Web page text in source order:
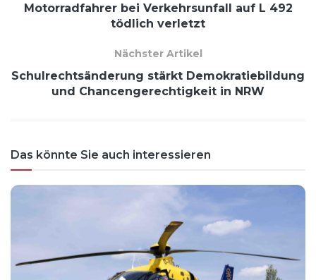
Motorradfahrer bei Verkehrsunfall auf L 492
tödlich verletzt
Nächster Artikel
Schulrechtsänderung stärkt Demokratiebildung
und Chancengerechtigkeit in NRW
Das könnte Sie auch interessieren